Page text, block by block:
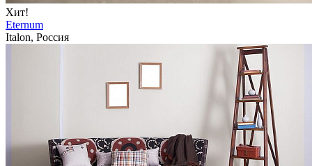
Хит!
Eternum
Italon, Россия